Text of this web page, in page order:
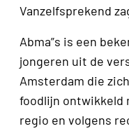
Vanzelfsprekend
Abma”s is een
jongeren uit de
Amsterdam die
foodlijn ontwikkeld
regio en volgens